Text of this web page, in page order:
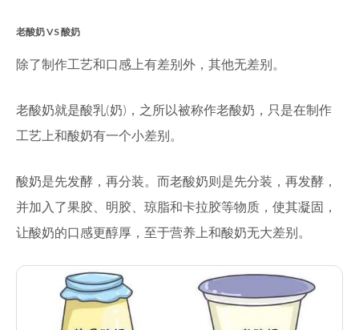
老酸奶 VS 酸奶
除了制作工艺和口感上有差别外，其他无差别。
老酸奶就是酸乳(奶)，之所以被称作老酸奶，只是在制作
工艺上和酸奶有一个小差别。
酸奶是先发酵，再分装。而老酸奶则是先分装，再发酵，
并加入了果胶、明胶、琼脂和卡拉胶等物质，使其凝固，
让酸奶的口感更醇厚，至于营养上和酸奶无大差别。